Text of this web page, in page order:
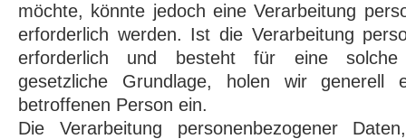
möchte, könnte jedoch eine Verarbeitung
erforderlich werden. Ist die Verarbeitung
erforderlich und besteht für eine solche
gesetzliche Grundlage, holen wir generell
betroffenen Person ein.
Die Verarbeitung personenbezogener